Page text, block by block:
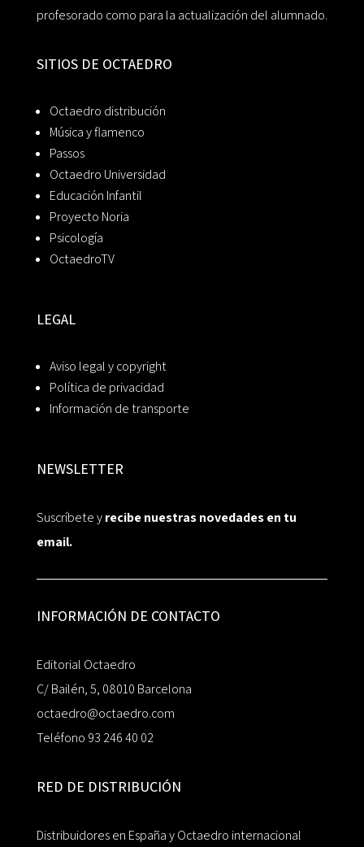
profesorado como para la actualización del alumnado.
SITIOS DE OCTAEDRO
Octaedro distribución
Música y flamenco
Passos
Octaedro Universidad
Educación Infantil
Proyecto Noria
Psicología
OctaedroTV
LEGAL
Aviso legal y copyright
Política de privacidad
Información de transporte
NEWSLETTER
Suscríbete yrecibe nuestras novedades en tu
email.
INFORMACIÓN DE CONTACTO
Editorial Octaedro
C/ Bailén, 5, 08010 Barcelona
octaedro@octaedro.com
Teléfono 93 246 40 02
RED DE DISTRIBUCIÓN
Distribuidores en España y Octaedro internacional